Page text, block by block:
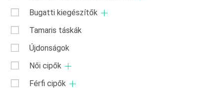
Bugatti kiegészítők
Tamaris táskák
Újdonságok
Női cipők
Férfi cipők